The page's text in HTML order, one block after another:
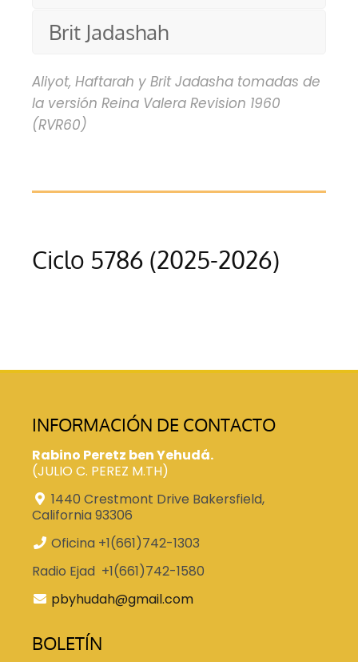
Brit Jadashah
Aliyot, Haftarah y Brit Jadasha tomadas de
la versión Reina Valera Revision 1960
(RVR60)
Ciclo 5786 (2025-2026)
INFORMACIÓN DE CONTACTO
Rabino Peretz ben Yehudá.
(JULIO C. PEREZ M.TH)
1440 Crestmont Drive Bakersfield,
California 93306
Oficina +1(661)742-1303
Radio Ejad +1(661)742-1580
pbyhudah@gmail.com
BOLETÍN